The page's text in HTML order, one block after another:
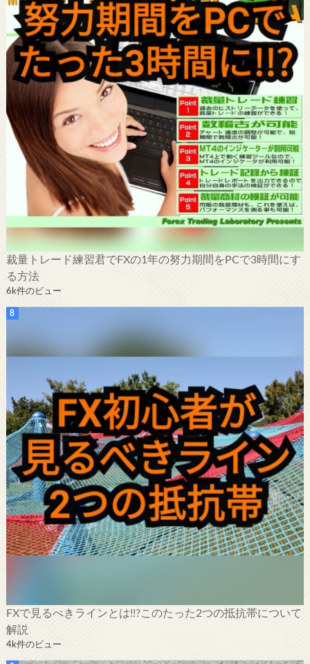
裁量トレード練習君でFXの1年の努力期間をPCで3時間にす
る方法
6k件のビュー
FXで見るべきラインとは!!?このたった2つの抵抗帯について
解説
4k件のビュー